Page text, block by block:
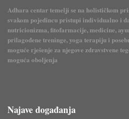
Adhara centar temelji se na holističkom
svakom pojedincu pristupi individualno i
nutricionizma, fitofarmacije, medicine,
prilagođene treninge, yoga terapiju i
moguće rješenje za njegove zdravstvene
moguća oboljenja
Najave događanja